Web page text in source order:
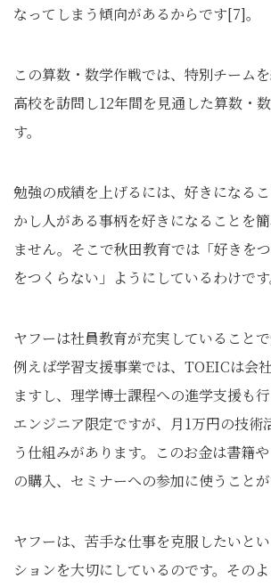
なってしまう傾向があるからです[7]。
この算数・数学作戦では、特別チーム
高校を訪問し12年間を見通した算数・
す。
勉強の成績を上げるには、好きになる
かし人がある事柄を好きになることを
ません。そこで秋田教育では「好きを
をつくらない」ようにしているわけです
ヤフーは社員教育が充実していることで
例えば学習支援事業では、TOEICは会
ますし、理学博士課程への進学支援も
エンジニア限定ですが、月1万円の技術
う仕組みがあります。このお金は書籍
の購入、セミナーへの参加に使うことが
ヤフーは、苦手な仕事を克服したいと
ションを大切にしているのです。その